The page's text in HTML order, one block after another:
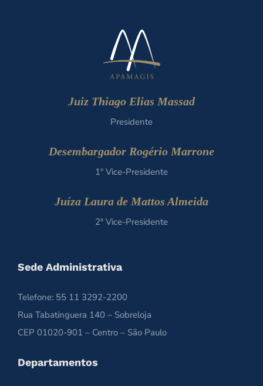
Juiz Thiago Elias Massad
Presidente
Desembargador Rogério Marrone
1º Vice-Presidente
Juíza Laura de Mattos Almeida
2ª Vice-Presidente
Sede Administrativa
Telefone: 55 11 3292-2200
Rua Tabatinguera 140 – Sobreloja
CEP 01020-901 – Centro – São Paulo
Departamentos